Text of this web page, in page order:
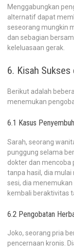
Menggabungkan
alternatif dapat
seseorang mungkin
dan sebagian
keleluasaan gerak.
6. Kisah Sukses
Berikut adalah
menemukan
6.1 Kasus
Sarah, seorang
punggung selama
dokter dan mencoba
tanpa hasil, dia
sesi, dia
kembali beraktivitas
6.2 Pengobatan
Joko, seorang pria
pencernaan kronis.